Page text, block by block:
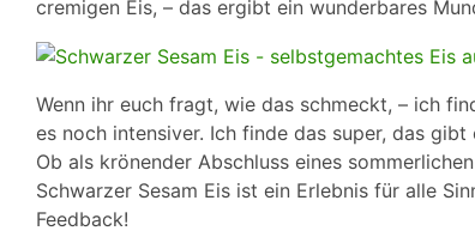
cremigen Eis, – das ergibt ein wunderbares
Wenn ihr euch fragt, wie das schmeckt, – ich
es noch intensiver. Ich finde das super, das
Ob als krönender Abschluss eines
Schwarzer Sesam Eis ist ein Erlebnis für alle
Feedback!